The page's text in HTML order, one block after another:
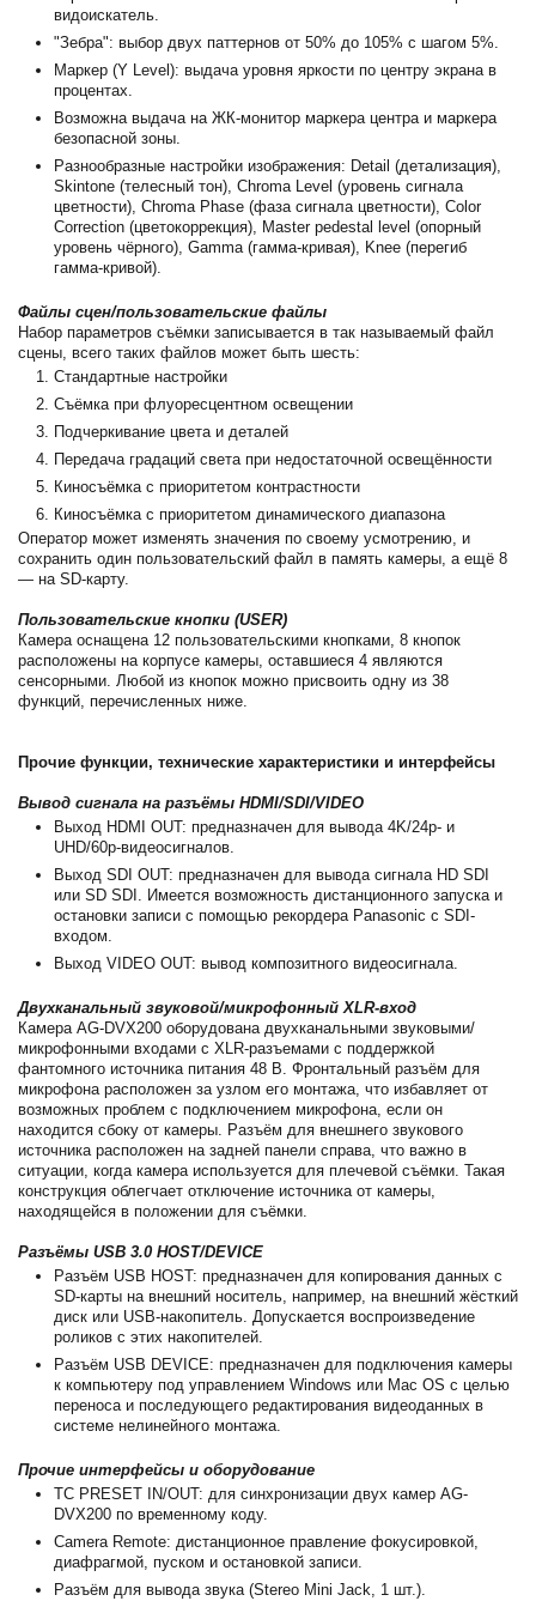
видоискатель.
"Зебра": выбор двух паттернов от 50% до 105% с шагом 5%.
Маркер (Y Level): выдача уровня яркости по центру экрана в
процентах.
Возможна выдача на ЖК-монитор маркера центра и маркера
безопасной зоны.
Разнообразные настройки изображения: Detail (детализация),
Skintone (телесный тон), Chroma Level (уровень сигнала
цветности), Chroma Phase (фаза сигнала цветности), Color
Correction (цветокоррекция), Master pedestal level (опорный
уровень чёрного), Gamma (гамма-кривая), Knee (перегиб
гамма-кривой).
Файлы сцен/пользовательские файлы
Набор параметров съёмки записывается в так называемый файл
сцены, всего таких файлов может быть шесть:
Стандартные настройки
Съёмка при флуоресцентном освещении
Подчеркивание цвета и деталей
Передача градаций света при недостаточной освещённости
Киносъёмка с приоритетом контрастности
Киносъёмка с приоритетом динамического диапазона
Оператор может изменять значения по своему усмотрению, и
сохранить один пользовательский файл в память камеры, а ещё 8
— на SD-карту.
Пользовательские кнопки (USER)
Камера оснащена 12 пользовательскими кнопками, 8 кнопок
расположены на корпусе камеры, оставшиеся 4 являются
сенсорными. Любой из кнопок можно присвоить одну из 38
функций, перечисленных ниже.
Прочие функции, технические характеристики и интерфейсы
Вывод сигнала на разъёмы HDMI/SDI/VIDEO
Выход HDMI OUT: предназначен для вывода 4K/24p- и
UHD/60p-видеосигналов.
Выход SDI OUT: предназначен для вывода сигнала HD SDI
или SD SDI. Имеется возможность дистанционного запуска и
остановки записи с помощью рекордера Panasonic с SDI-
входом.
Выход VIDEO OUT: вывод композитного видеосигнала.
Двухканальный звуковой/микрофонный XLR-вход
Камера AG-DVX200 оборудована двухканальными звуковыми/
микрофонными входами с XLR-разъемами с поддержкой
фантомного источника питания 48 В. Фронтальный разъём для
микрофона расположен за узлом его монтажа, что избавляет от
возможных проблем с подключением микрофона, если он
находится сбоку от камеры. Разъём для внешнего звукового
источника расположен на задней панели справа, что важно в
ситуации, когда камера используется для плечевой съёмки. Такая
конструкция облегчает отключение источника от камеры,
находящейся в положении для съёмки.
Разъёмы USB 3.0 HOST/DEVICE
Разъём USB HOST: предназначен для копирования данных с
SD-карты на внешний носитель, например, на внешний жёсткий
диск или USB-накопитель. Допускается воспроизведение
роликов с этих накопителей.
Разъём USB DEVICE: предназначен для подключения камеры
к компьютеру под управлением Windows или Mac OS с целью
переноса и последующего редактирования видеоданных в
системе нелинейного монтажа.
Прочие интерфейсы и оборудование
TC PRESET IN/OUT: для синхронизации двух камер AG-
DVX200 по временному коду.
Camera Remote: дистанционное правление фокусировкой,
диафрагмой, пуском и остановкой записи.
Разъём для вывода звука (Stereo Mini Jack, 1 шт.).